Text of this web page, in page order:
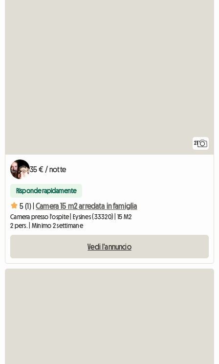
21
35 € / notte
Risponde rapidamente
5 (1) | Camera 15 m2 arredata in famiglia
Camera presso l'ospite | Eysines (33320) | 15 M2
2 pers. | Minimo 2 settimane
Vedi l'annuncio